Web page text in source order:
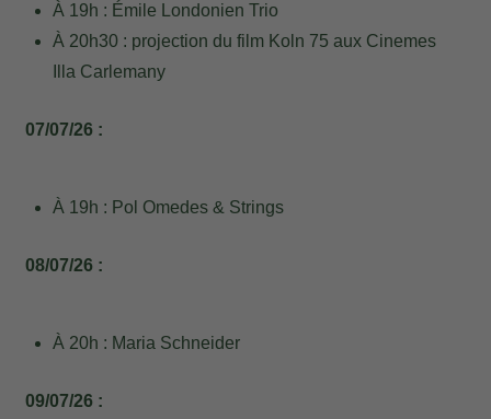
À 19h : Émile Londonien Trio
À 20h30 : projection du film Koln 75 aux Cinemes
Illa Carlemany
07/07/26 :
À 19h : Pol Omedes & Strings
08/07/26 :
À 20h : Maria Schneider
09/07/26 :